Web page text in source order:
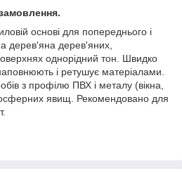
основі для попереднього і
дерев'яна дерев'яних,
однорідний тон. Швидко
і ретушує матеріалами.
з профілю ПВХ і металу (вікна,
явищ. Рекомендовано для